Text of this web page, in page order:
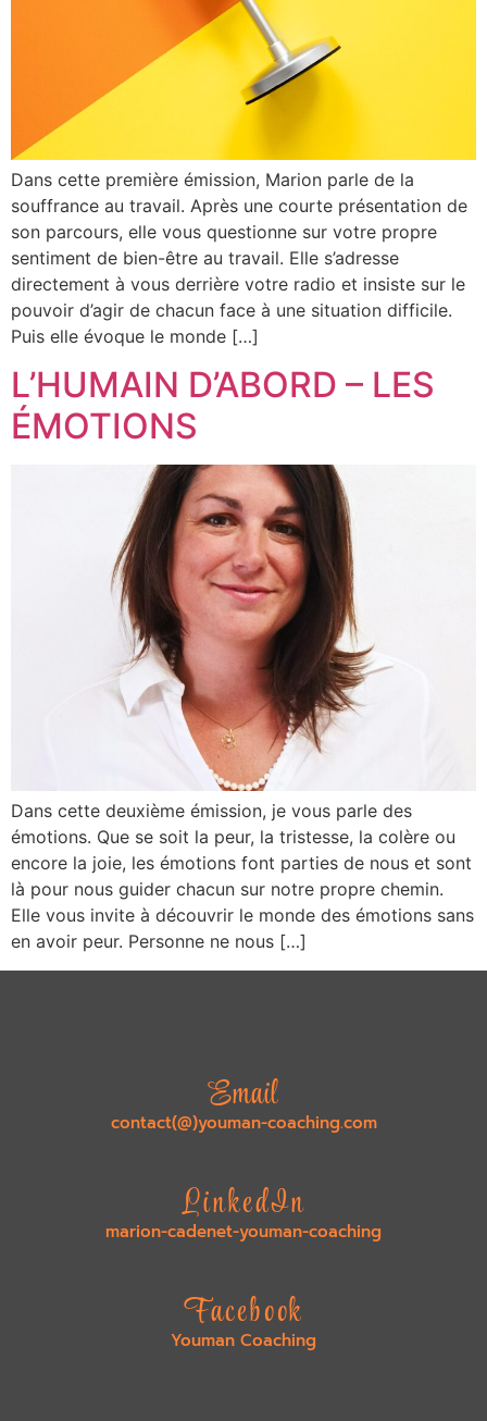
Dans cette première émission, Marion parle de la
souffrance au travail. Après une courte présentation de
son parcours, elle vous questionne sur votre propre
sentiment de bien-être au travail. Elle s’adresse
directement à vous derrière votre radio et insiste sur le
pouvoir d’agir de chacun face à une situation difficile.
Puis elle évoque le monde […]
L’HUMAIN D’ABORD – LES
ÉMOTIONS
Dans cette deuxième émission, je vous parle des
émotions. Que se soit la peur, la tristesse, la colère ou
encore la joie, les émotions font parties de nous et sont
là pour nous guider chacun sur notre propre chemin.
Elle vous invite à découvrir le monde des émotions sans
en avoir peur. Personne ne nous […]
Email
contact(@)youman-coaching.com
LinkedIn
marion-cadenet-youman-coaching
Facebook
Youman Coaching